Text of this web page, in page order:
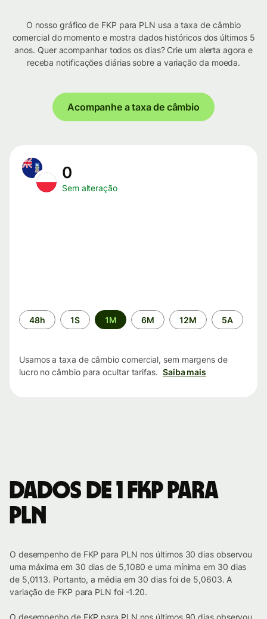
O nosso gráfico de FKP para PLN usa a taxa de câmbio
comercial do momento e mostra dados históricos dos últimos 5
anos. Quer acompanhar todos os dias? Crie um alerta agora e
receba notificações diárias sobre a variação da moeda.
Acompanhe a taxa de câmbio
0
Sem alteração
Período
de
48h 1S 1M 6M 12M 5A
Usamos a taxa de câmbio comercial, sem margens de
lucro no câmbio para ocultar tarifas. Saiba mais
Dados de 1 FKP para
PLN
O desempenho de FKP para PLN nos últimos 30 dias observou
uma máxima em 30 dias de 5,1080 e uma mínima em 30 dias
de 5,0113. Portanto, a média em 30 dias foi de 5,0603. A
variação de FKP para PLN foi -1.20.